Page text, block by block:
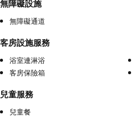
無障礙設施
無障礙通道
客房設施服務
浴室連淋浴
客房保險箱
兒童服務
兒童餐